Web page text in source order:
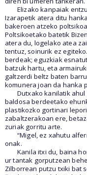
Elizako kanpaiak
Izarapetik atera ditu
bakeroen atzeko
Poltsikoetako batetik
atera du, logelako atea
tentuz, soinurik ez
berdeak; eguzkiak
batzuk hartu, eta
galtzerdi beltz baten
komunera joan da hanka
Dutxako kanilatik
baldosa berdeetako
plastikozko gortinari
zabaltzerakoan ere,
zuriak gorritu arte.
“Migel, ez xahutu
onak.
Kanila itxi du, baina
ur tantak gorputzean
Zilborrean putzu txiki bat